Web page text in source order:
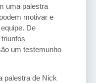
uma palestra
motivar e
De
um testemunho
palestra de Nick